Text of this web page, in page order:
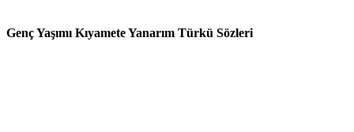
Genç Yaşımı Kıyamete Yanarım Türkü Sözleri